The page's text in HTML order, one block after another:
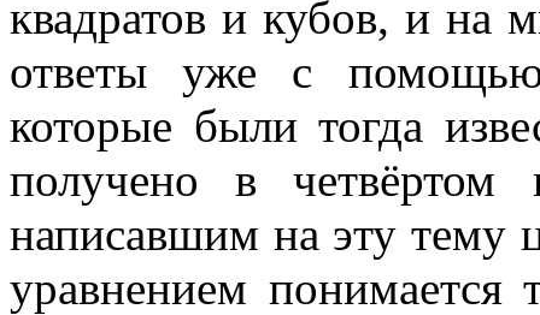
квадратов и кубов, и на
ответы уже с помощью
которые были тогда
получено в
написавшим на эту тему
уравнением понимается